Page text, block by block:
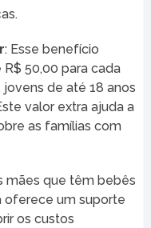
: Esse benefício
50,00 para cada
de até 18 anos
valor extra ajuda a
as famílias com
mães que têm bebês
oferece um suporte
os custos